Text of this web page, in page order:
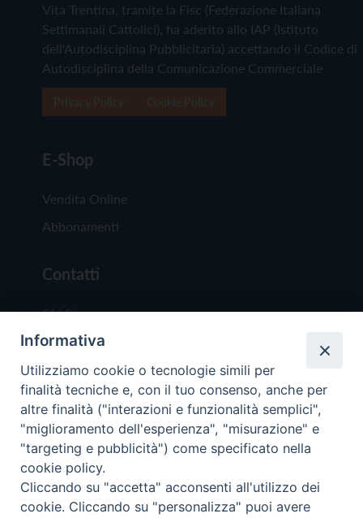
Vita Trentina, tramite la Fisc (Federazione Italiana
Settimanali Cattolici), ha aderito allo IAP (Istituto
dell'Autodisciplina Pubblicitaria) accettando il Codice di
Autodisciplina della Comunicazione Commerciale
E-Shop
Vendita Online
Abbonamenti
Contatti
Chi Siamo
Redazione
Scrivici
Copyright © 2019 - Tutti i diritti riservati - Vita
Trentina Editrice
Informativa
Utilizziamo cookie o tecnologie simili per
finalità tecniche e, con il tuo consenso, anche per
altre finalità ("interazioni e funzionalità semplici",
"miglioramento dell'esperienza", "misurazione" e
"targeting e pubblicità") come specificato nella
cookie policy.
Cliccando su "accetta" acconsenti all'utilizzo dei
cookie. Cliccando su "personalizza" puoi avere